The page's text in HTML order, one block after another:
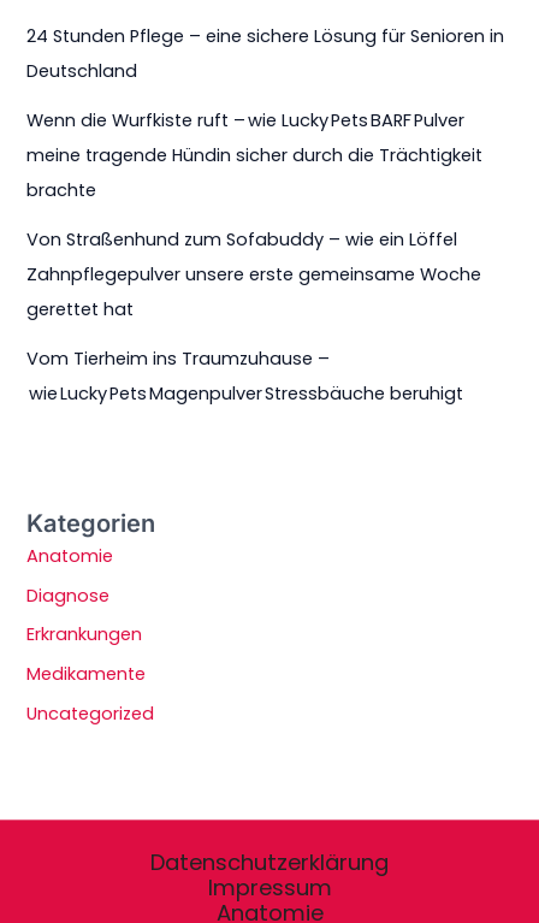
24 Stunden Pflege – eine sichere Lösung für Senioren in
Deutschland
Wenn die Wurfkiste ruft – wie Lucky Pets BARF Pulver
meine tragende Hündin sicher durch die Trächtigkeit
brachte
Von Straßenhund zum Sofabuddy – wie ein Löffel
Zahnpflegepulver unsere erste gemeinsame Woche
gerettet hat
Vom Tierheim ins Traumzuhause –
wie Lucky Pets Magenpulver Stressbäuche beruhigt
Kategorien
Anatomie
Diagnose
Erkrankungen
Medikamente
Uncategorized
Datenschutzerklärung
Impressum
Anatomie